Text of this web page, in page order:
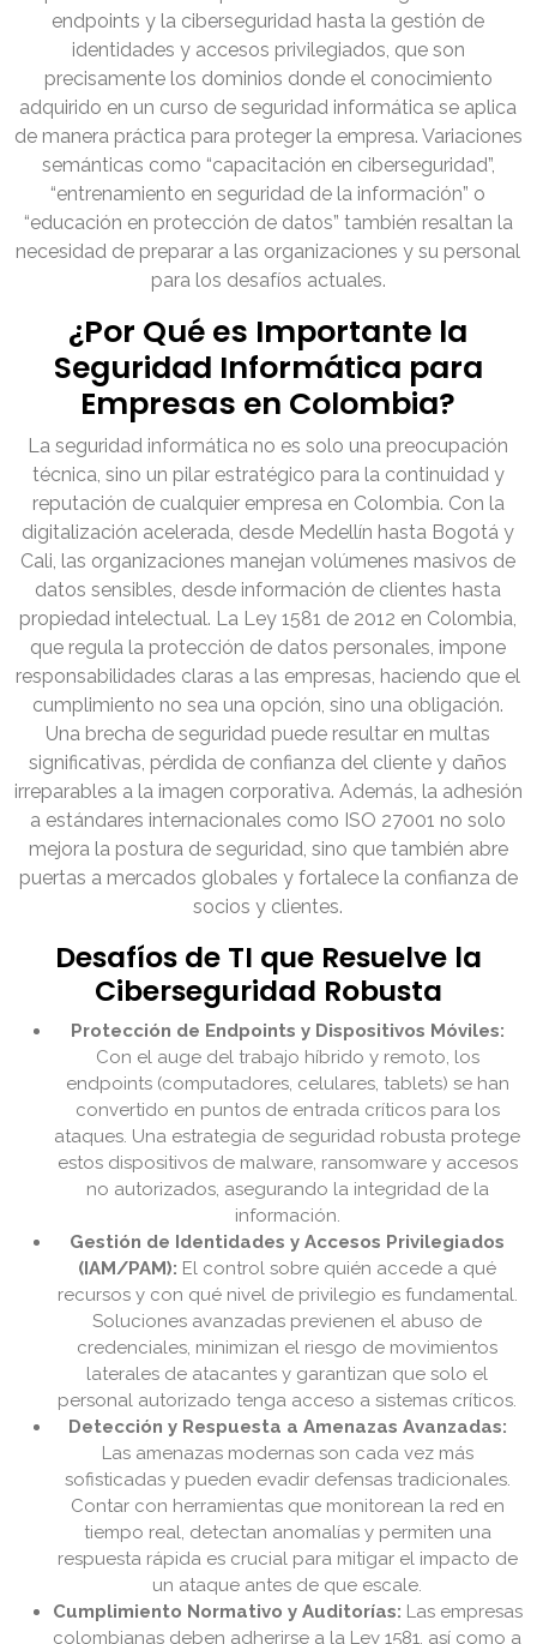
endpoints y la ciberseguridad hasta la gestión de
identidades y accesos privilegiados, que son
precisamente los dominios donde el conocimiento
adquirido en un curso de seguridad informática se aplica
de manera práctica para proteger la empresa. Variaciones
semánticas como “capacitación en ciberseguridad”,
“entrenamiento en seguridad de la información” o
“educación en protección de datos” también resaltan la
necesidad de preparar a las organizaciones y su personal
para los desafíos actuales.
¿Por Qué es Importante la
Seguridad Informática para
Empresas en Colombia?
La seguridad informática no es solo una preocupación
técnica, sino un pilar estratégico para la continuidad y
reputación de cualquier empresa en Colombia. Con la
digitalización acelerada, desde Medellín hasta Bogotá y
Cali, las organizaciones manejan volúmenes masivos de
datos sensibles, desde información de clientes hasta
propiedad intelectual. La Ley 1581 de 2012 en Colombia,
que regula la protección de datos personales, impone
responsabilidades claras a las empresas, haciendo que el
cumplimiento no sea una opción, sino una obligación.
Una brecha de seguridad puede resultar en multas
significativas, pérdida de confianza del cliente y daños
irreparables a la imagen corporativa. Además, la adhesión
a estándares internacionales como ISO 27001 no solo
mejora la postura de seguridad, sino que también abre
puertas a mercados globales y fortalece la confianza de
socios y clientes.
Desafíos de TI que Resuelve la
Ciberseguridad Robusta
Protección de Endpoints y Dispositivos Móviles:
Con el auge del trabajo híbrido y remoto, los
endpoints (computadores, celulares, tablets) se han
convertido en puntos de entrada críticos para los
ataques. Una estrategia de seguridad robusta protege
estos dispositivos de malware, ransomware y accesos
no autorizados, asegurando la integridad de la
información.
Gestión de Identidades y Accesos Privilegiados
(IAM/PAM): El control sobre quién accede a qué
recursos y con qué nivel de privilegio es fundamental.
Soluciones avanzadas previenen el abuso de
credenciales, minimizan el riesgo de movimientos
laterales de atacantes y garantizan que solo el
personal autorizado tenga acceso a sistemas críticos.
Detección y Respuesta a Amenazas Avanzadas:
Las amenazas modernas son cada vez más
sofisticadas y pueden evadir defensas tradicionales.
Contar con herramientas que monitorean la red en
tiempo real, detectan anomalías y permiten una
respuesta rápida es crucial para mitigar el impacto de
un ataque antes de que escale.
Cumplimiento Normativo y Auditorías: Las empresas
colombianas deben adherirse a la Ley 1581, así como a